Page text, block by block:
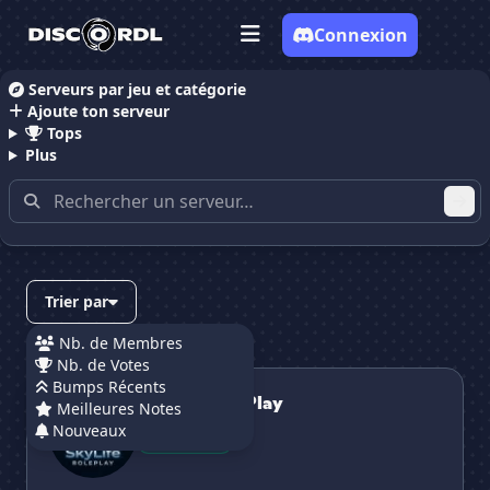
Serveurs par jeu et catégorie
Ajoute ton serveur
Tops
Plus
Connexion
Accueil
Serveurs Discord Roblox
Trier par
Nb. de Membres
Nb. de Votes
Bumps Récents
Meilleures Notes
Nouveaux
SkyLife RolePlay
SkyLife RolePlay